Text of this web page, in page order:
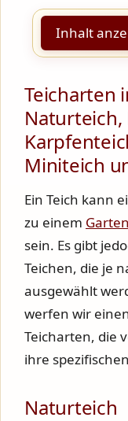
Inhalt
Teicharten
Naturteich,
Miniteich
Ein Teich kann
zu einem Garten
sein. Es gibt
Teichen, die je
ausgewählt
werfen wir
Teicharten, die
ihre
Naturteich